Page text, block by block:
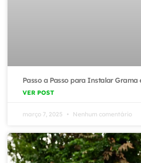
Passo a Passo para Instalar Grama
VER POST
março 7, 2025 Nenhum comentário